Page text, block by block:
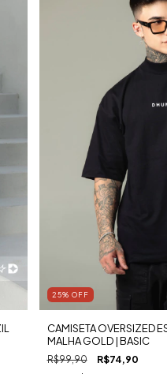
25% OFF
CAMISETA OVERSIZED
MALHA GOLD | BASIC
R$99,90 R$74,90